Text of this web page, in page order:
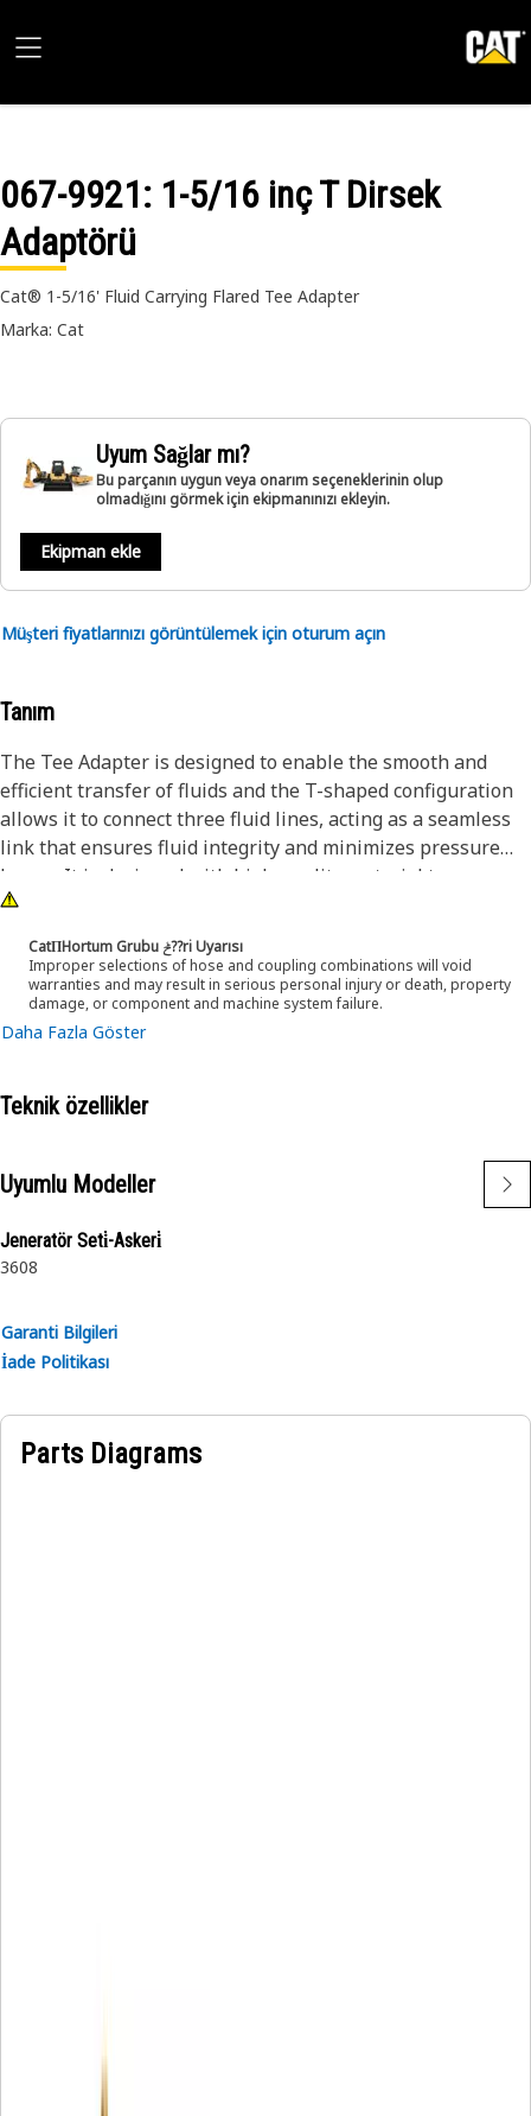
067-9921: 1-5/16 inç T Dirsek
Adaptörü
Cat® 1-5/16' Fluid Carrying Flared Tee Adapter
Marka: Cat
Uyum Sağlar mı?
Bu parçanın uygun veya onarım seçeneklerinin olup
olmadığını görmek için ekipmanınızı ekleyin.
Ekipman ekle
Müşteri fiyatlarınızı görüntülemek için oturum açın
Tanım
The Tee Adapter is designed to enable the smooth and
efficient transfer of fluids and the T-shaped configuration
allows it to connect three fluid lines, acting as a seamless
link that ensures fluid integrity and minimizes pressure
losses. It is designed with high-quality material to
withstand demanding conditions encountered during
Attributes:
• The hexagonal shape of the adapter allows for a better
grip
connection between the parts.
CatΠHortum Grubu ݲ??ri Uyarısı
Improper selections of hose and coupling combinations will void
warranties and may result in serious personal injury or death, property
damage, or component and machine system failure.
Daha Fazla Göster
Teknik özellikler
Uyumlu Modeller
Jeneratör Seti̇-Askeri̇
3608
Garanti Bilgileri
İade Politikası
Parts Diagrams